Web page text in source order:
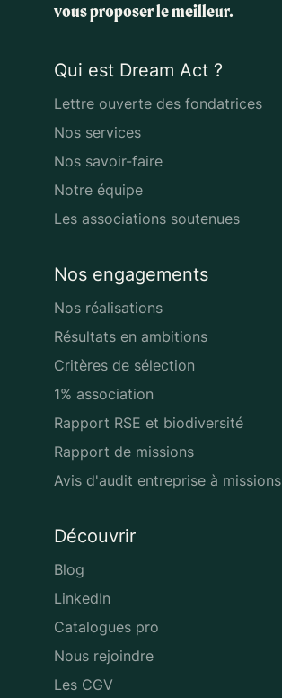
vous proposer le meilleur.
Qui est Dream Act ?
Lettre ouverte des fondatrices
Nos services
Nos savoir-faire
Notre équipe
Les associations soutenues
Nos engagements
Nos réalisations
Résultats en ambitions
Critères de sélection
1% association
Rapport RSE et biodiversité
Rapport de missions
Avis d'audit entreprise à missions
Découvrir
Blog
LinkedIn
Catalogues pro
Nous rejoindre
Les CGV